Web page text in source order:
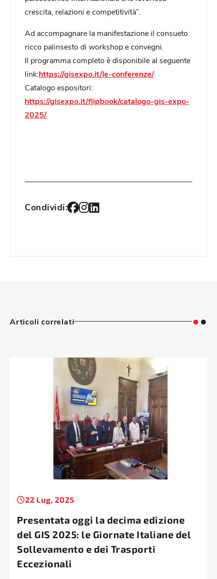
crescita, relazioni e competitività”.
Ad accompagnare la manifestazione il consueto
ricco palinsesto di workshop e convegni.
Il programma completo è disponibile al seguente
link:https://gisexpo.it/le-conferenze/
Catalogo espositori:
https://gisexpo.it/flipbook/catalogo-gis-expo-
2025/
Condividi:
Articoli correlati
22 Lug, 2025
Presentata oggi la decima edizione
del GIS 2025: le Giornate Italiane del
Sollevamento e dei Trasporti
Eccezionali